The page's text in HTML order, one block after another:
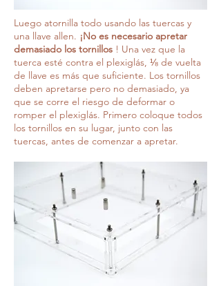
Luego atornilla todo usando las tuercas y
una llave allen. ¡No es necesario apretar
demasiado los tornillos ! Una vez que la
tuerca esté contra el plexiglás, ⅛ de vuelta
de llave es más que suficiente. Los tornillos
deben apretarse pero no demasiado, ya
que se corre el riesgo de deformar o
romper el plexiglás. Primero coloque todos
los tornillos en su lugar, junto con las
tuercas, antes de comenzar a apretar.